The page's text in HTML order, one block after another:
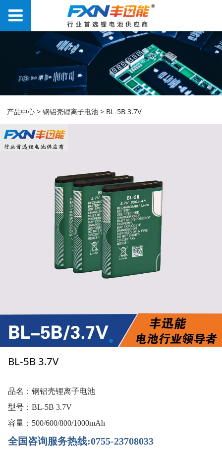
BL-5B 3.7V
产品中心 >钢铝壳锂离子电池 > BL-5B 3.7V
BL-5B 3.7V
品名：钢铝壳锂离子电池
型号：BL-5B 3.7V
容量：500/600/800/1000mAh
全国咨询服务热线:0755-23708033